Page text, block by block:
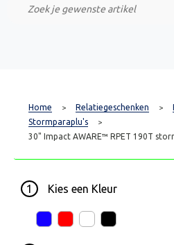
Custom Made Projecten
Home > Relatiegeschenken >
Stormparaplu's >
30" Impact AWARE™ RPET 190T
1 Kies een Kleur